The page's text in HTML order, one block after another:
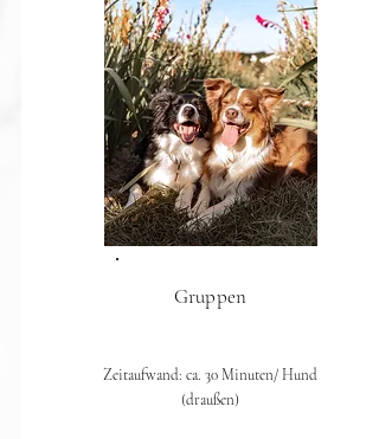
Gruppen
Zeitaufwand: ca. 30 Minuten/ Hund
(draußen)​